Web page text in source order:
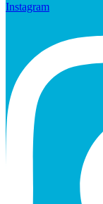
Instagram